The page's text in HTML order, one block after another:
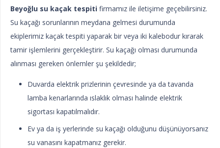
Beyoğlu su kaçak tespiti firmamız ile iletişime geçebilirsiniz.
Su kaçağı sorunlarının meydana gelmesi durumunda
ekiplerimiz kaçak tespiti yaparak bir veya iki kalebodur kırarak
tamir işlemlerini gerçekleştirir. Su kaçağı olması durumunda
alınması gereken önlemler şu şekildedir;
Duvarda elektrik prizlerinin çevresinde ya da tavanda
lamba kenarlarında ıslaklık olması halinde elektrik
sigortası kapatılmalıdır.
Ev ya da iş yerlerinde su kaçağı olduğunu düşünüyorsanız
su vanasını kapatmanız gerekir.